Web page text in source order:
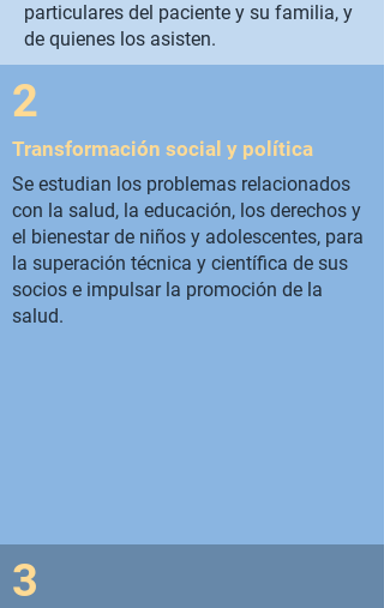
particulares del paciente y su familia, y
de quienes los asisten.
2
Transformación social y política
Se estudian los problemas relacionados
con la salud, la educación, los derechos y
el bienestar de niños y adolescentes, para
la superación técnica y científica de sus
socios e impulsar la promoción de la
salud.
3